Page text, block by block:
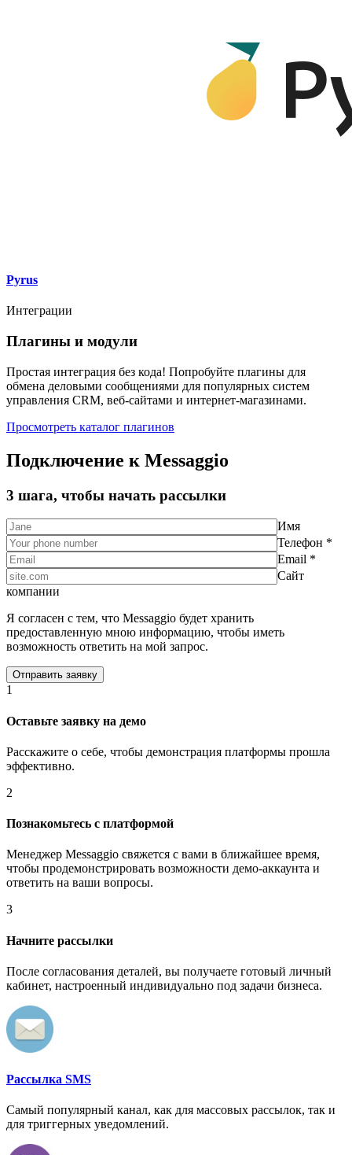
Pyrus
Интеграции
Плагины и модули
Простая интеграция без кода! Попробуйте плагины для
обмена деловыми сообщениями для популярных систем
управления CRM, веб-сайтами и интернет-магазинами.
Просмотреть каталог плагинов
Подключение к Messaggio
3 шага, чтобы начать рассылки
Имя
Телефон *
Email *
Сайт
компании
Я согласен с тем, что Messaggio будет хранить
предоставленную мною информацию, чтобы иметь
возможность ответить на мой запрос.
1
Оставьте заявку на демо
Расскажите о себе, чтобы демонстрация платформы прошла
эффективно.
2
Познакомьтесь с платформой
Менеджер Messaggio свяжется с вами в ближайшее время,
чтобы продемонстрировать возможности демо-аккаунта и
ответить на ваши вопросы.
3
Начните рассылки
После согласования деталей, вы получаете готовый личный
кабинет, настроенный индивидуально под задачи бизнеса.
Рассылка SMS
Самый популярный канал, как для массовых рассылок, так и
для триггерных уведомлений.